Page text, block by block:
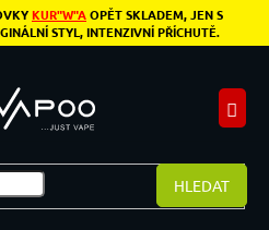
KUR"W"AOPĚT SKLADEM, JEN S
STYL, INTENZIVNÍ PŘÍCHUTĚ.
HLEDAT